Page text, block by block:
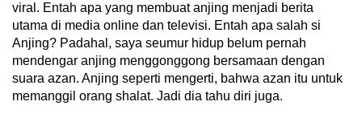
viral. Entah apa yang membuat anjing menjadi berita
utama di media online dan televisi. Entah apa salah si
Anjing? Padahal, saya seumur hidup belum pernah
mendengar anjing menggonggong bersamaan dengan
suara azan. Anjing seperti mengerti, bahwa azan itu untuk
memanggil orang shalat. Jadi dia tahu diri juga.